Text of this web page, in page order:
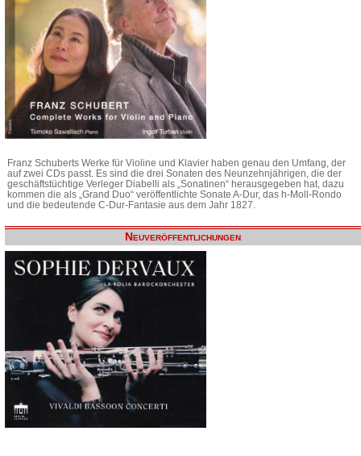
Franz Schuberts Werke für Violine und Klavier haben genau den Umfang, der
auf zwei CDs passt. Es sind die drei Sonaten des Neunzehnjährigen, die der
geschäftstüchtige Verleger Diabelli als „Sonatinen“ herausgegeben hat, dazu
kommen die als „Grand Duo“ veröffentlichte Sonate A-Dur, das h-Moll-Rondo
und die bedeutende C-Dur-Fantasie aus dem Jahr 1827.
Neuveröffentlichungen